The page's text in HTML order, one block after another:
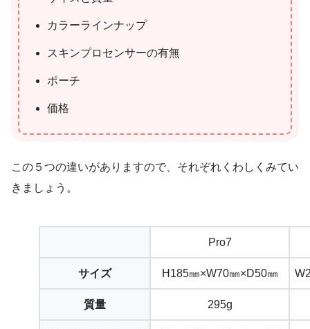
カラーラインナップ
スキンプロセンサーの有無
ポーチ
価格
この５つの違いがありますので、それぞれくわしくみてい
きましょう。
Pro7
サイズ H185㎜×W70㎜×D50㎜
質量 295g